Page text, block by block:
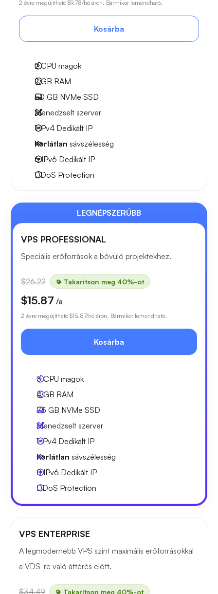
2 évre megújítható $9.78/hó áron. Bármikor lemondható.
Kosárba
2CPU magok
2 GB RAM
50 GB NVMe SSD
Menedzselt szerver
1 IPv4 Dedikált IP
Korlátlan sávszélesség
6 IPv6 Dedikált IP
DDoS Protection
LEGNÉPSZERŰBB
VPS PROFESSIONAL
Speciális erőforrások a bővülő projektekhez.
$26.22 Takarítson meg 40%-ot
$15.87 /a
2 évre megújítható $15.87/hó áron. Bármikor lemondható.
Kosárba
3CPU magok
4 GB RAM
75 GB NVMe SSD
Menedzselt szerver
1 IPv4 Dedikált IP
Korlátlan sávszélesség
8 IPv6 Dedikált IP
DDoS Protection
VPS ENTERPRISE
A legmodernebb VPS szint maximális erőforrásokkal
a VDS-re való áttérés előtt.
$34.49 Takarítson meg 40%-ot